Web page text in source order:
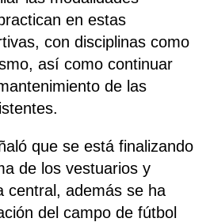
en estas
con disciplinas como
así como continuar
de las
que se está finalizando
de los vestuarios y
central, además se ha
del campo de fútbol